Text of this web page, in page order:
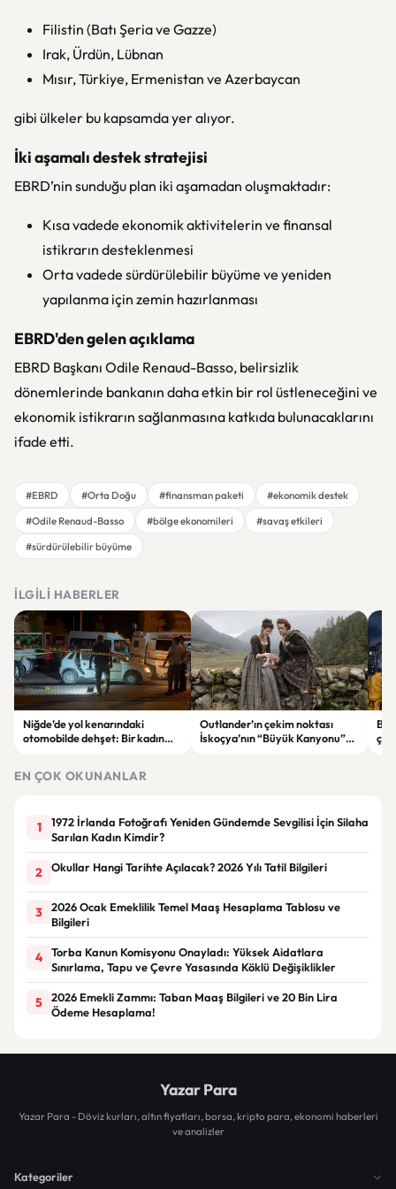
Filistin (Batı Şeria ve Gazze)
Irak, Ürdün, Lübnan
Mısır, Türkiye, Ermenistan ve Azerbaycan
gibi ülkeler bu kapsamda yer alıyor.
İki aşamalı destek stratejisi
EBRD’nin sunduğu plan iki aşamadan oluşmaktadır:
Kısa vadede ekonomik aktivitelerin ve finansal
istikrarın desteklenmesi
Orta vadede sürdürülebilir büyüme ve yeniden
yapılanma için zemin hazırlanması
EBRD'den gelen açıklama
EBRD Başkanı Odile Renaud-Basso, belirsizlik
dönemlerinde bankanın daha etkin bir rol üstleneceğini ve
ekonomik istikrarın sağlanmasına katkıda bulunacaklarını
ifade etti.
#EBRD #Orta Doğu #finansman paketi
#ekonomik destek
#Odile Renaud-Basso
#bölge ekonomileri
#savaş etkileri
#sürdürülebilir büyüme
İLGILI HABERLER
Niğde’de yol kenarındaki
otomobilde dehşet: Bir kadın
Outlander’ın çekim noktası
İskoçya’nın “Büyük Kanyonu”
EN ÇOK OKUNANLAR
1
1972 İrlanda Fotoğrafı Yeniden Gündemde Sevgilisi İçin Silaha
Sarılan Kadın Kimdir?
2 Okullar Hangi Tarihte Açılacak? 2026 Yılı Tatil Bilgileri
3
2026 Ocak Emeklilik Temel Maaş Hesaplama Tablosu ve
Bilgileri
4
Torba Kanun Komisyonu Onayladı: Yüksek Aidatlara
Sınırlama, Tapu ve Çevre Yasasında Köklü Değişiklikler
5
2026 Emekli Zammı: Taban Maaş Bilgileri ve 20 Bin Lira
Ödeme Hesaplama!
Yazar Para
Yazar Para - Döviz kurları, altın fiyatları, borsa, kripto para, ekonomi haberleri
ve analizler
Kategoriler